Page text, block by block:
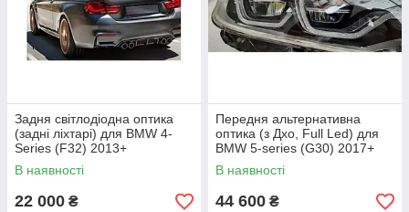
Задня світлодіодна оптика
(задні ліхтарі) для BMW 4-
Series (F32) 2013+
В наявності
22 000 ₴
Передня альтернативна
оптика (з Дхо, Full Led) для
BMW 5-series (G30) 2017+
В наявності
44 600 ₴